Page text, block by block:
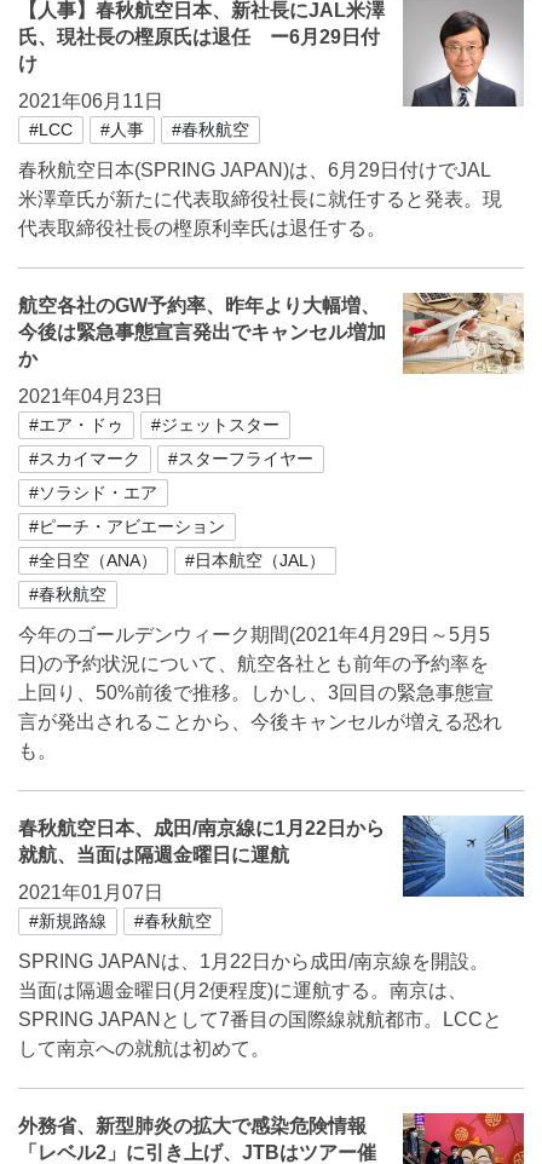
【人事】春秋航空日本、新社長にJAL米澤
氏、現社長の樫原氏は退任 ー6月29日付
け
2021年06月11日
#LCC #人事 #春秋航空
春秋航空日本(SPRING JAPAN)は、6月29日付けでJAL
米澤章氏が新たに代表取締役社長に就任すると発表。現
代表取締役社長の樫原利幸氏は退任する。
航空各社のGW予約率、昨年より大幅増、
今後は緊急事態宣言発出でキャンセル増加
か
2021年04月23日
#エア・ドゥ
#ジェットスター
#スカイマーク
#スターフライヤー
#ソラシド・エア
#ピーチ・アビエーション
#全日空（ANA）
#日本航空（JAL）
#春秋航空
今年のゴールデンウィーク期間(2021年4月29日～5月5
日)の予約状況について、航空各社とも前年の予約率を
上回り、50%前後で推移。しかし、3回目の緊急事態宣
言が発出されることから、今後キャンセルが増える恐れ
も。
春秋航空日本、成田/南京線に1月22日から
就航、当面は隔週金曜日に運航
2021年01月07日
#新規路線 #春秋航空
SPRING JAPANは、1月22日から成田/南京線を開設。
当面は隔週金曜日(月2便程度)に運航する。南京は、
SPRING JAPANとして7番目の国際線就航都市。LCCと
して南京への就航は初めて。
外務省、新型肺炎の拡大で感染危険情報
「レベル2」に引き上げ、JTBはツアー催